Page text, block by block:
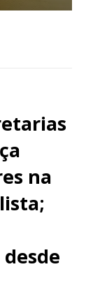
na